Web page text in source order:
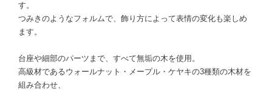
す。
つみきのようなフォルムで、飾り方によって表情の変化も楽しめ
ます。
台座や細部のパーツまで、すべて無垢の木を使用。
高級材であるウォールナット・メープル・ケヤキの3種類の木材を
組み合わせ、